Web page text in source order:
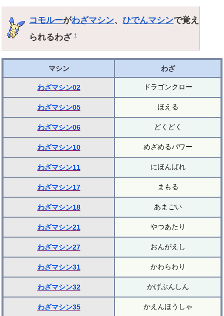
コモルーがわざマシン、ひでんマシンで覚え
られるわざ†
マシン わざ
わざマシン02 ドラゴンクロー
わざマシン05 ほえる
わざマシン06 どくどく
わざマシン10 めざめるパワー
わざマシン11 にほんばれ
わざマシン17 まもる
わざマシン18 あまごい
わざマシン21 やつあたり
わざマシン27 おんがえし
わざマシン31 かわらわり
わざマシン32 かげぶんしん
わざマシン35 かえんほうしゃ